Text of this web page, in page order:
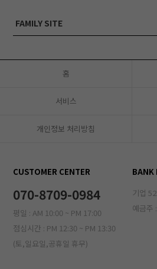
홈
서비스
개인정보 처리방침
CUSTOMER CENTER
070-8709-0984
평일 : AM 10:00 ~ PM 17:00
점심시간 : PM 12:30 ~ PM 13:30
(토,일요일,공휴일 휴무)
BANK
기업
예금주